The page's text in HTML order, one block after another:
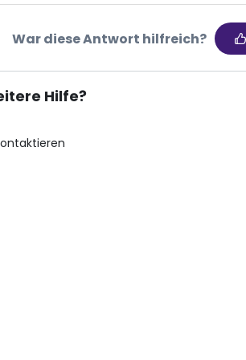
War diese Antwort hilfreich?
Hilfe?